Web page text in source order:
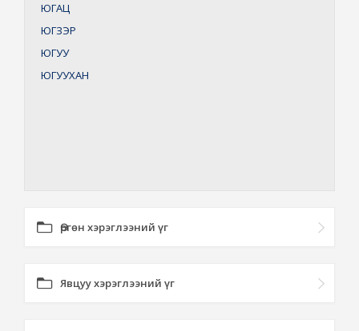
ЮГАЦ
ЮГЗЭР
ЮГУУ
ЮГУУХАН
Өргөн хэрэглээний үг
Явцуу хэрэглээний үг